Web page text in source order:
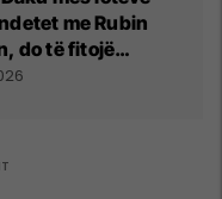
me Rubin
do të fitojë
Spartak Moska